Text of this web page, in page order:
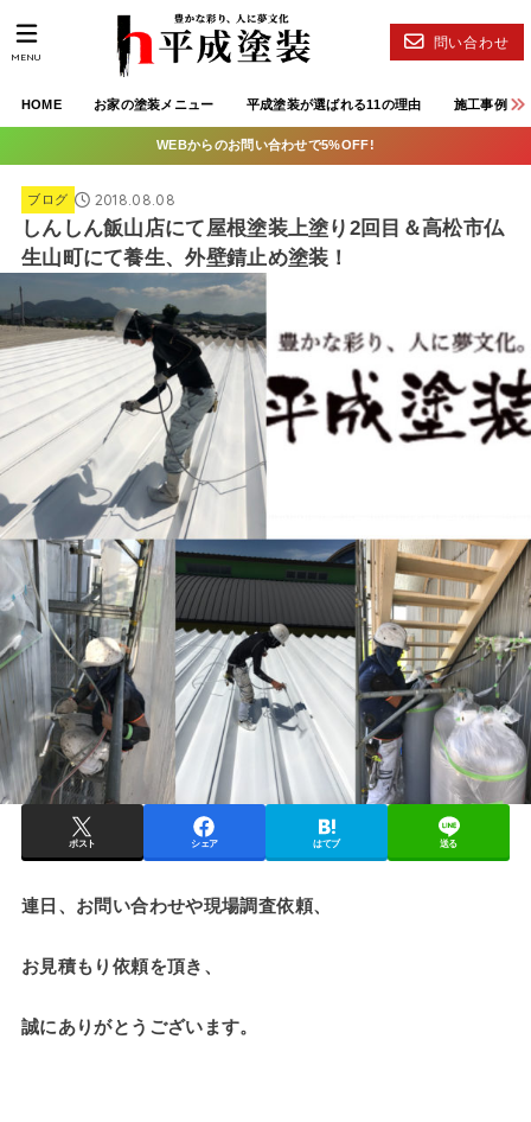
HOME お家の塗装メニュー 平成塗装が選ばれる11の理由 施工事例
問い合わせ
MENU
WEBからのお問い合わせで5%OFF!
ブログ 2018.08.08
しんしん飯山店にて屋根塗装上塗り2回目＆高松市仏
生山町にて養生、外壁錆止め塗装！
ポスト シェア はてブ 送る
連日、お問い合わせや現場調査依頼、
お見積もり依頼を頂き、
誠にありがとうございます。